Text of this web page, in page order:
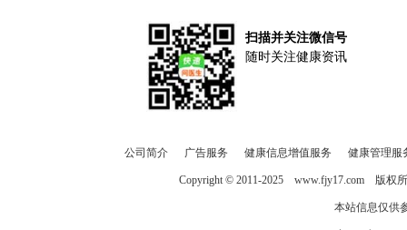
扫描并关注微信号
随时关注健康资讯
公司简介 广告服务 健康信息增值服务 健康管理服
Copyright © 2011-2025 www.fjy17.com 版权
本站信息仅供